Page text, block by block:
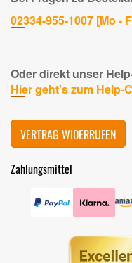
02334-955-1007 [Mo -
Oder direkt unser
Hier geht's zum Help-
VERTRAG WIDERRUFEN
Zahlungsmittel